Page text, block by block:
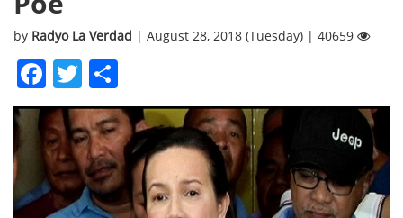
by Radyo La Verdad | August 28, 2018 (Tuesday) | 40659
Facebook
Twitter